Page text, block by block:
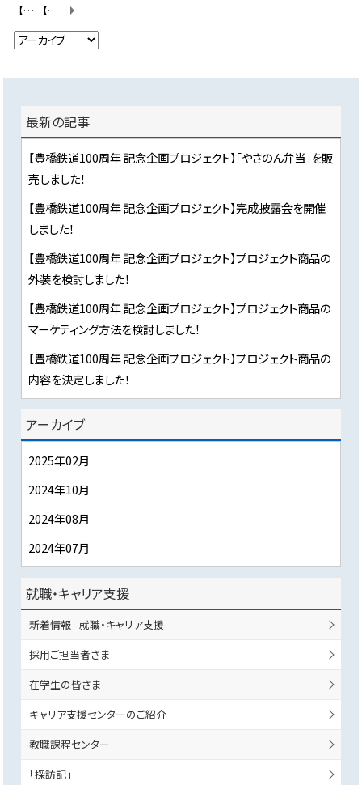
【豊橋鉄道100周年 記念企画プロジェクト】プロジェクト商品のマーケティング方法を検討しました！ 【豊橋鉄道100周年 記念企画プロジェクト】完成披露会を開催しました！
最新の記事
【豊橋鉄道100周年 記念企画プロジェクト】「やさのん弁当」を販
売しました！
【豊橋鉄道100周年 記念企画プロジェクト】完成披露会を開催
しました！
【豊橋鉄道100周年 記念企画プロジェクト】プロジェクト商品の
外装を検討しました！
【豊橋鉄道100周年 記念企画プロジェクト】プロジェクト商品の
マーケティング方法を検討しました！
【豊橋鉄道100周年 記念企画プロジェクト】プロジェクト商品の
内容を決定しました！
アーカイブ
2025年02月
2024年10月
2024年08月
2024年07月
就職・キャリア支援
新着情報 - 就職・キャリア支援
採用ご担当者さま
在学生の皆さま
キャリア支援センターのご紹介
教職課程センター
「探訪記」